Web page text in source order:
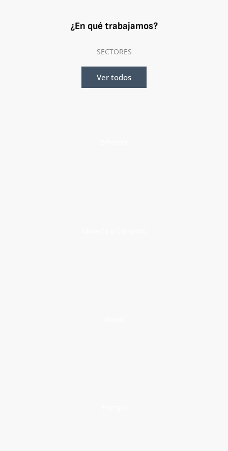
¿En qué trabajamos?
SECTORES
Ver todos